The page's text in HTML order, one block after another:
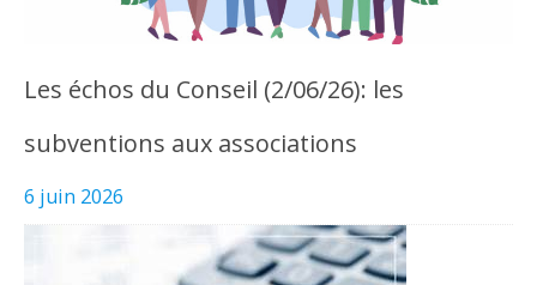
Les échos du Conseil (2/06/26): les
subventions aux associations
6 juin 2026